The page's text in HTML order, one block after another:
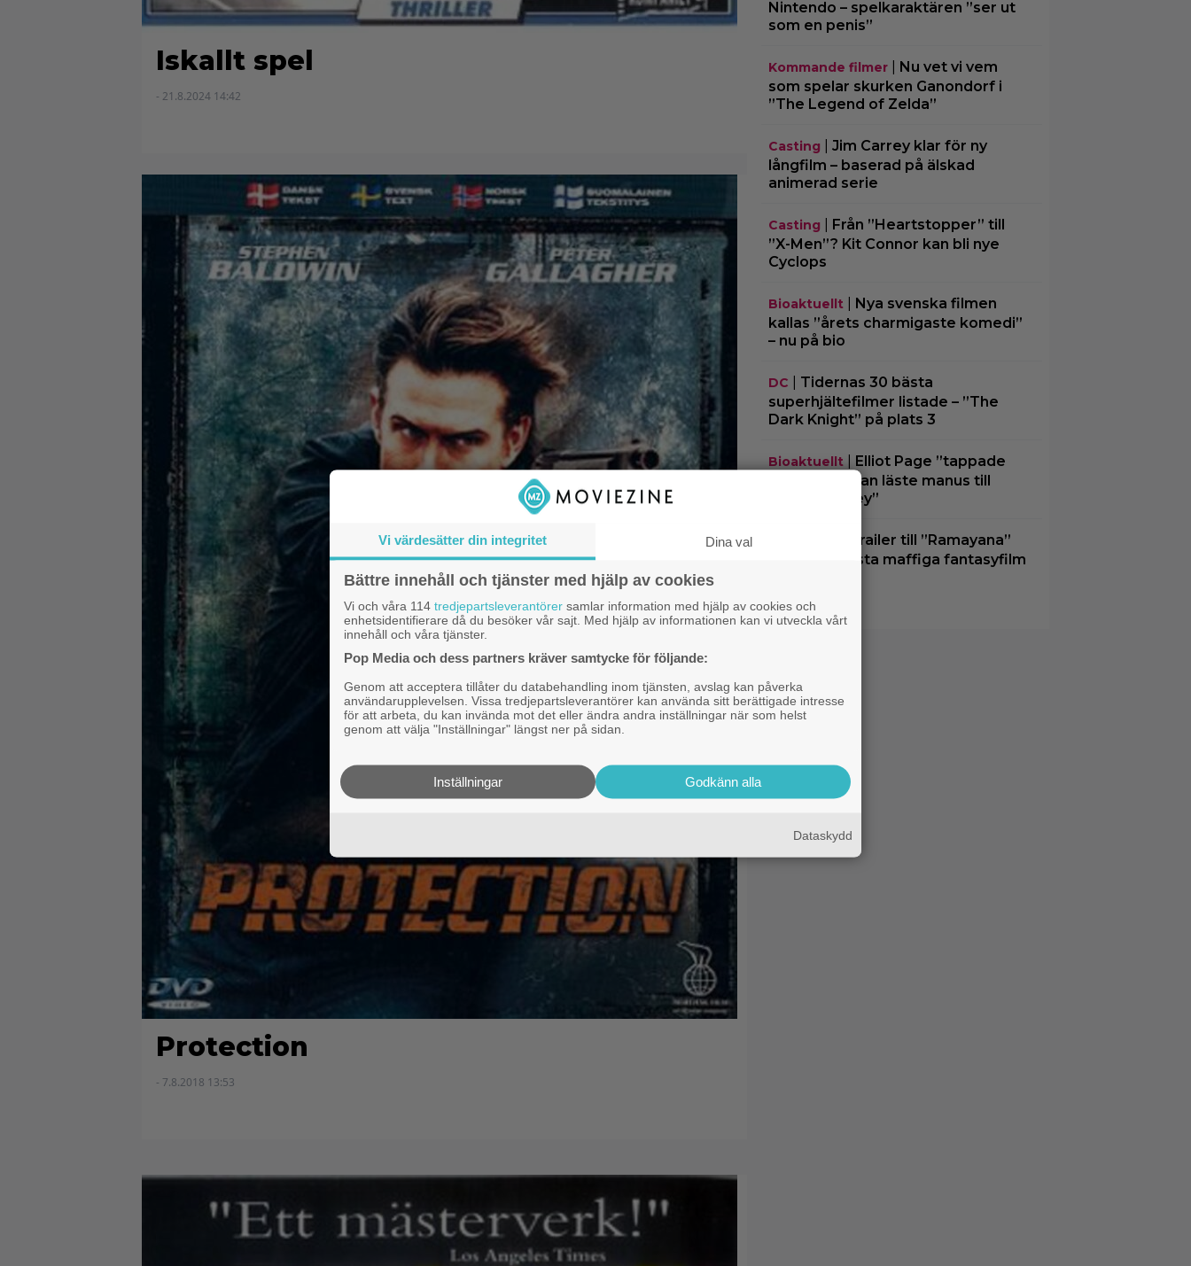
Iskallt spel
- 21.8.2024 14:42
Protection
- 7.8.2018 13:53
Nintendo – spelkaraktären ”ser ut
som en penis”
Kommande filmer| Nu vet vi vem
som spelar skurken Ganondorf i
”The Legend of Zelda”
Casting
Jim Carrey klar för ny
långfilm – baserad på älskad
animerad serie
Casting
Från ”Heartstopper” till
”X-Men”? Kit Connor kan bli nye
Cyclops
Bioaktuellt| Nya svenska filmen
kallas ”årets charmigaste komedi”
– nu på bio
DC
Tidernas 30 bästa
superhjältefilmer listade – ”The
Dark Knight” på plats 3
Bioaktuellt| Elliot Page ”tappade
andan” när han läste manus till
”The Odyssey”
Ny trailer till ”Ramayana”
visar upp nästa maffiga fantasyfilm
Vi värdesätter din integritet Dina val
Bättre innehåll och tjänster med hjälp av cookies
Vi och våra 114 tredjepartsleverantörer samlar information med hjälp av cookies och
enhetsidentifierare då du besöker vår sajt. Med hjälp av informationen kan vi utveckla vårt
innehåll och våra tjänster.
Pop Media och dess partners kräver samtycke för följande:
Genom att acceptera tillåter du databehandling inom tjänsten, avslag kan påverka
användarupplevelsen. Vissa tredjepartsleverantörer kan använda sitt berättigade intresse
för att arbeta, du kan invända mot det eller ändra andra inställningar när som helst
genom att välja "Inställningar" längst ner på sidan.
Godkänn alla
Inställningar
Dataskydd